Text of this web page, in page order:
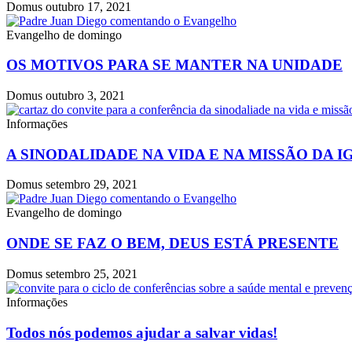
Domus outubro 17, 2021
Evangelho de domingo
OS MOTIVOS PARA SE MANTER NA UNIDADE
Domus outubro 3, 2021
Informaçōes
A SINODALIDADE NA VIDA E NA MISSÃO DA
Domus setembro 29, 2021
Evangelho de domingo
ONDE SE FAZ O BEM, DEUS ESTÁ PRESENTE
Domus setembro 25, 2021
Informaçōes
Todos nós podemos ajudar a salvar vidas!